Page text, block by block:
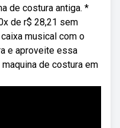
de costura antiga. *
de r$ 28,21 sem
musical com o
e aproveite essa
de costura em